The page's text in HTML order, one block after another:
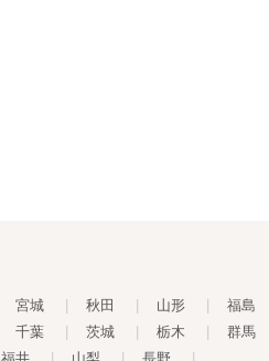
宮城 秋田 山形 福島
千葉 茨城 栃木 群馬